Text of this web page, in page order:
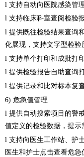
l 支持自动向医院感染管
l 支持临床科室查阅检验
l 提供既往检验结果查询
化展现，支持文字型检验
l 支持单个打印和成批打
l 提供检验报告自助查询
l 提供记录和比对标本复
6) 危急值管理
l 提供自动搜索项目的警
值定义的检验数据，提示
l 支持向医生工作站、护
医生和护士点击查看危急